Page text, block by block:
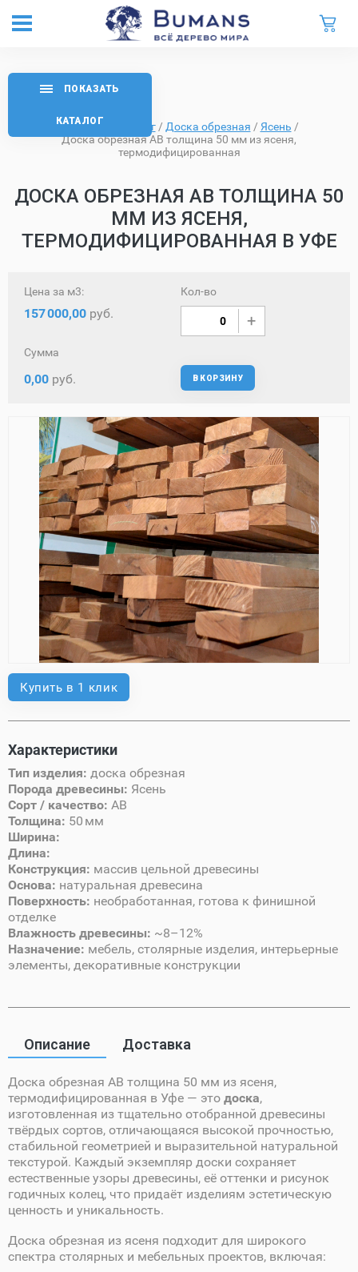
Главная Каталог / Доска обрезная / Ясень /
Доска обрезная AB толщина 50 мм из ясеня,
термодифицированная
ДОСКА ОБРЕЗНАЯ AB ТОЛЩИНА 50
ММ ИЗ ЯСЕНЯ,
ТЕРМОДИФИЦИРОВАННАЯ В УФЕ
ПОКАЗАТЬ
КАТАЛОГ
Цена за м3:
157000,00 руб.
Кол-во
Сумма
0,00 руб. В КОРЗИНУ
Купить в 1 клик
Характеристики
Тип изделия: доска обрезная
Порода древесины: Ясень
Сорт / качество: AB
Толщина: 50 мм
Ширина:
Длина:
Конструкция: массив цельной древесины
Основа: натуральная древесина
Поверхность: необработанная, готова к финишной
отделке
Влажность древесины: ~8–12%
Назначение: мебель, столярные изделия, интерьерные
элементы, декоративные конструкции
Описание Доставка
Доска обрезная AB толщина 50 мм из ясеня,
термодифицированная в Уфе — это доска,
изготовленная из тщательно отобранной древесины
твёрдых сортов, отличающаяся высокой прочностью,
стабильной геометрией и выразительной натуральной
текстурой. Каждый экземпляр доски сохраняет
естественные узоры древесины, её оттенки и рисунок
годичных колец, что придаёт изделиям эстетическую
ценность и уникальность.
Доска обрезная из ясеня подходит для широкого
спектра столярных и мебельных проектов, включая: